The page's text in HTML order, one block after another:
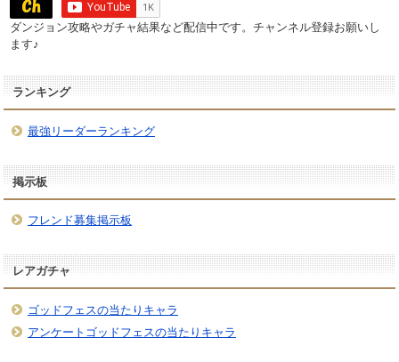
ダンジョン攻略やガチャ結果など配信中です。チャンネル登録お願いし
ます♪
ランキング
最強リーダーランキング
掲示板
フレンド募集掲示板
レアガチャ
ゴッドフェスの当たりキャラ
アンケートゴッドフェスの当たりキャラ